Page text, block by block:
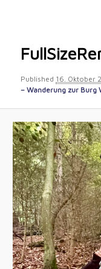
Published 16. Oktober
– Wanderung zur Burg